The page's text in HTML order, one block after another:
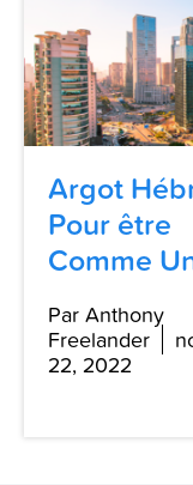
Argot
Pour être
Comme
Par Anthony
Freelander
22, 2022